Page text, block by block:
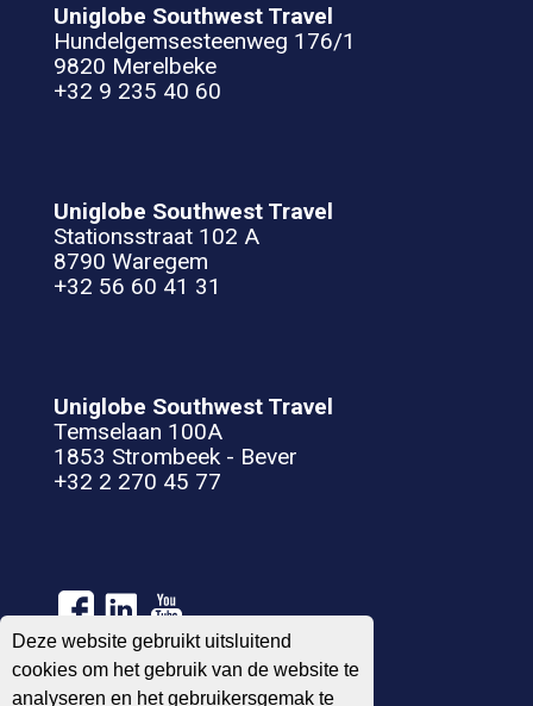
Deze website gebruikt uitsluitend
cookies om het gebruik van de website te
analyseren en het gebruikersgemak te
Uniglobe Southwest Travel
Hundelgemsesteenweg 176/1
9820 Merelbeke
+32 9 235 40 60
Uniglobe Southwest Travel
Stationsstraat 102 A
8790 Waregem
+32 56 60 41 31
Uniglobe Southwest Travel
Temselaan 100A
1853 Strombeek - Bever
+32 2 270 45 77